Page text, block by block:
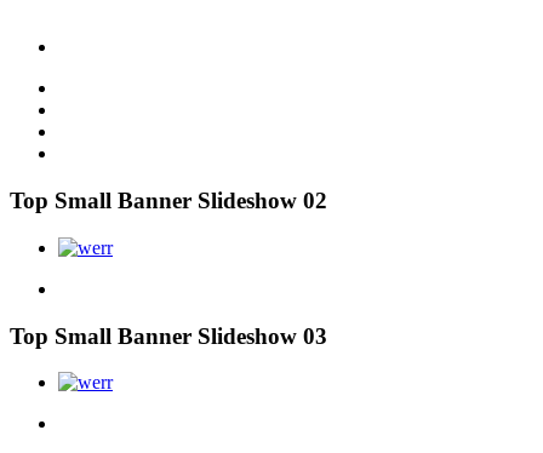
Top Small Banner Slideshow 02
Top Small Banner Slideshow 03